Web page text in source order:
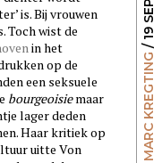
MARC KREGTING
is. Bij vrouwen
Toch wist de
in het
op de
een seksuele
bourgeoisiemaar
lager deden
Haar kritiek op
uitte Von